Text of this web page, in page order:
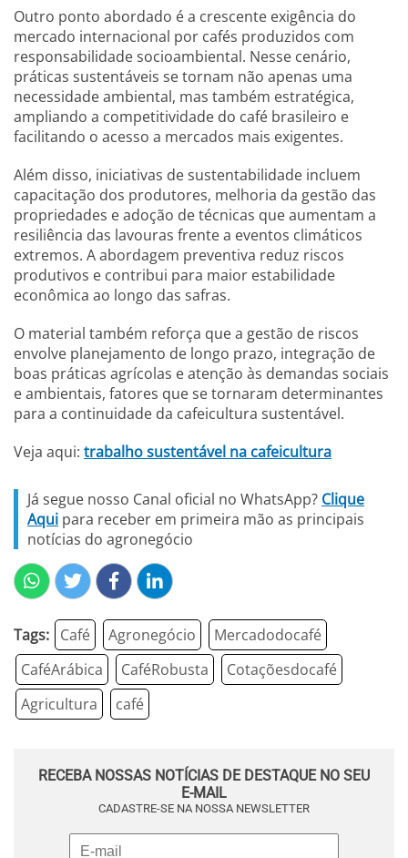
Outro ponto abordado é a crescente exigência do
mercado internacional por cafés produzidos com
responsabilidade socioambiental. Nesse cenário,
práticas sustentáveis se tornam não apenas uma
necessidade ambiental, mas também estratégica,
ampliando a competitividade do café brasileiro e
facilitando o acesso a mercados mais exigentes.
Além disso, iniciativas de sustentabilidade incluem
capacitação dos produtores, melhoria da gestão das
propriedades e adoção de técnicas que aumentam a
resiliência das lavouras frente a eventos climáticos
extremos. A abordagem preventiva reduz riscos
produtivos e contribui para maior estabilidade
econômica ao longo das safras.
O material também reforça que a gestão de riscos
envolve planejamento de longo prazo, integração de
boas práticas agrícolas e atenção às demandas sociais
e ambientais, fatores que se tornaram determinantes
para a continuidade da cafeicultura sustentável.
Veja aqui: trabalho sustentável na cafeicultura
Já segue nosso Canal oficial no WhatsApp? Clique
Aqui para receber em primeira mão as principais
notícias do agronegócio
Tags: Café Agronegócio
Mercadodocafé
CaféArábica
CaféRobusta
Cotaçõesdocafé
Agricultura
café
RECEBA NOSSAS NOTÍCIAS DE DESTAQUE NO SEU
E-MAIL
CADASTRE-SE NA NOSSA NEWSLETTER